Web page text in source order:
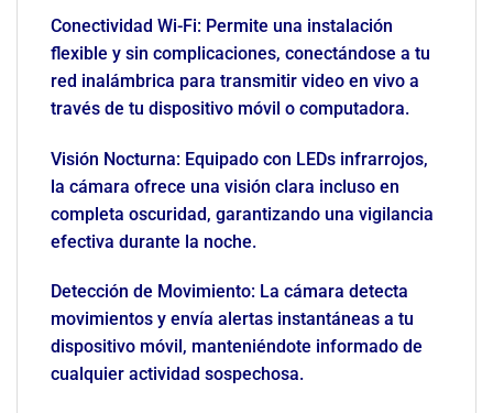
Conectividad Wi-Fi: Permite una instalación
flexible y sin complicaciones, conectándose a tu
red inalámbrica para transmitir video en vivo a
través de tu dispositivo móvil o computadora.
Visión Nocturna: Equipado con LEDs infrarrojos,
la cámara ofrece una visión clara incluso en
completa oscuridad, garantizando una vigilancia
efectiva durante la noche.
Detección de Movimiento: La cámara detecta
movimientos y envía alertas instantáneas a tu
dispositivo móvil, manteniéndote informado de
cualquier actividad sospechosa.